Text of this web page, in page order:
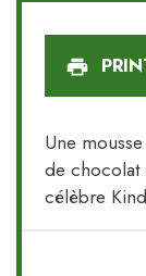
Une
de chocolat
célèbre